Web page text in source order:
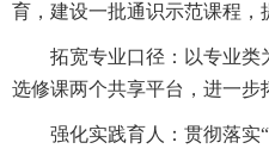
育，建设一批通识示范课程，
拓宽专业口径：以专业类
选修课两个共享平台，进一步
强化实践育人：贯彻落实